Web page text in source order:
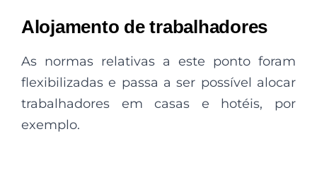
Alojamento de trabalhadores
As normas relativas a este ponto foram
flexibilizadas e passa a ser possível alocar
trabalhadores em casas e hotéis, por
exemplo.